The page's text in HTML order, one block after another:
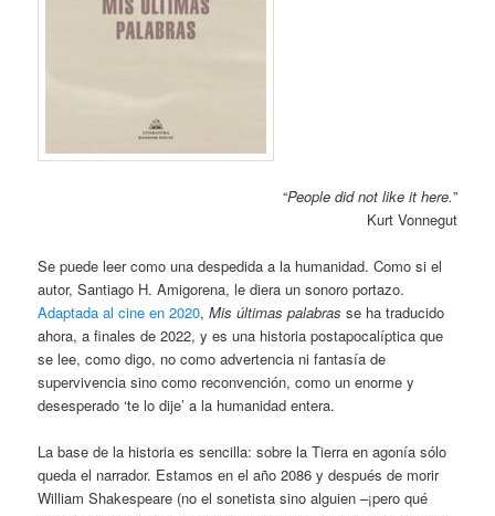
“People did not like it here.”
Kurt Vonnegut
Se puede leer como una despedida a la humanidad. Como si el
autor, Santiago H. Amigorena, le diera un sonoro portazo.
Adaptada al cine en 2020,Mis últimas palabras se ha traducido
ahora, a finales de 2022, y es una historia postapocalíptica que
se lee, como digo, no como advertencia ni fantasía de
supervivencia sino como reconvención, como un enorme y
desesperado ‘te lo dije’ a la humanidad entera.
La base de la historia es sencilla: sobre la Tierra en agonía sólo
queda el narrador. Estamos en el año 2086 y después de morir
William Shakespeare (no el sonetista sino alguien –¡pero qué